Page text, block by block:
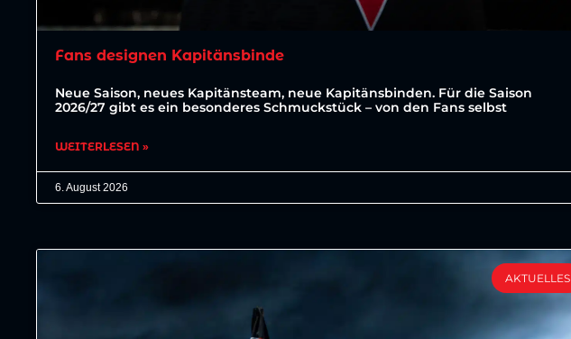
Fans designen Kapitänsbinde
Neue Saison, neues Kapitänsteam, neue Kapitänsbinden. Für die Saison
2026/27 gibt es ein besonderes Schmuckstück – von den Fans selbst
WEITERLESEN »
6. August 2026
AKTUELLES